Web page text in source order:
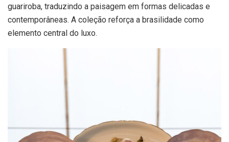
guariroba, traduzindo a paisagem em formas delicadas e
contemporâneas. A coleção reforça a brasilidade como
elemento central do luxo.